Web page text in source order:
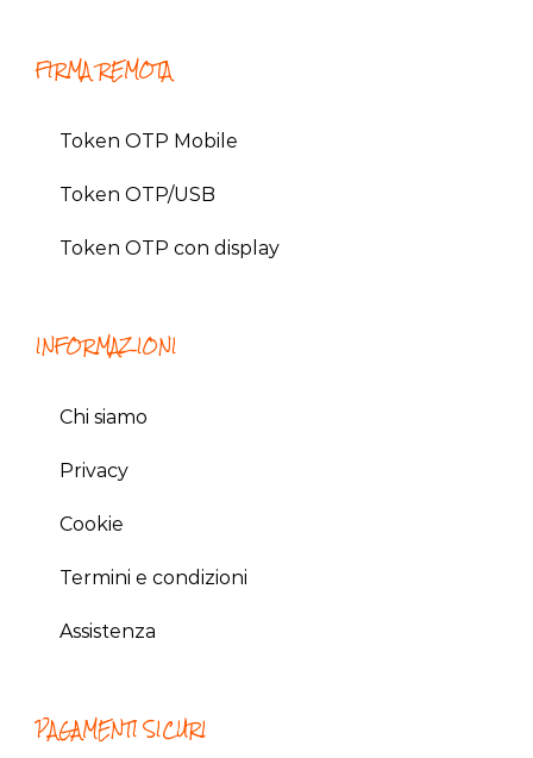
FIRMA REMOTA
Token OTP Mobile
Token OTP/USB
Token OTP con display
INFORMAZIONI
Chi siamo
Privacy
Cookie
Termini e condizioni
Assistenza
PAGAMENTI SICURI